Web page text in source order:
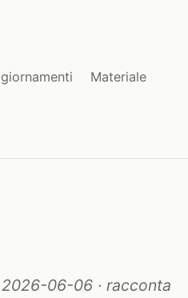
Materiale
06-06 · racconta